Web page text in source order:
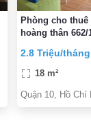
Phòng cho thuê
hoàng thân 662/
2.8 Triệu/tháng
18 m²
Quận 10, Hồ Chí